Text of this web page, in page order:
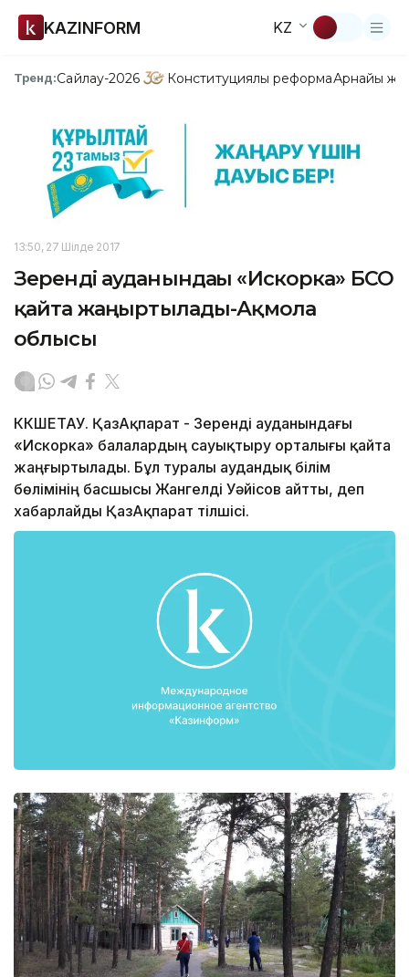
KAZINFORM KZ
Тренд:Сайлау-2026 Конституциялық реформаАрнайы
13:50, 27 Шілде 2017
Зеренді ауданындағы «Искорка» БСО
қайта жаңғыртылады-Ақмола
облысы
КӨКШЕТАУ. ҚазАқпарат - Зеренді ауданындағы
«Искорка» балалардың сауықтыру орталығы қайта
жаңғыртылады. Бұл туралы аудандық білім
бөлімінің басшысы Жангелді Уəйісов айтты, деп
хабарлайды ҚазАқпарат тілшісі.